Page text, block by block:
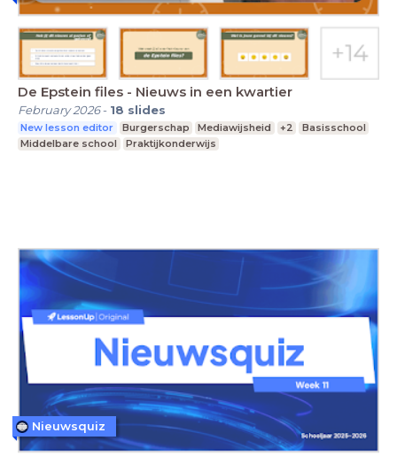
De Epstein files - Nieuws in een kwartier
February 2026- 18 slides
New lesson editor Burgerschap Mediawijsheid +2
Basisschool
Middelbare school
Praktijkonderwijs
Nieuwsquiz